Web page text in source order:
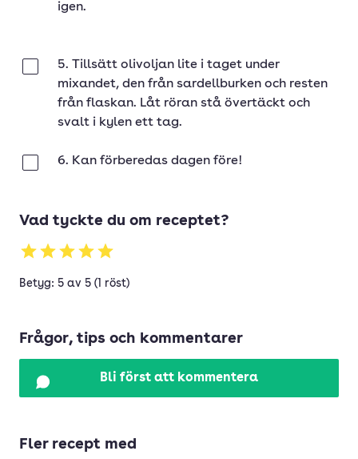
igen.
5. Tillsätt olivoljan lite i taget under
mixandet, den från sardellburken och resten
från flaskan. Låt röran stå övertäckt och
svalt i kylen ett tag.
6. Kan förberedas dagen före!
Vad tyckte du om receptet?
Betyg: 5 av 5 (1 röst)
Frågor, tips och kommentarer
Bli först att kommentera
Fler recept med